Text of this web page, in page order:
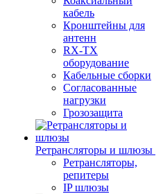
кабель
Кронштейны для
антенн
RX-TX
оборудование
Кабельные сборки
Согласованные
нагрузки
Грозозащита
Ретрансляторы и шлюзы
Ретрансляторы,
репитеры
IP шлюзы